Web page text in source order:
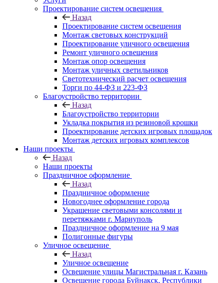
Проектирование систем освещения
Назад
Проектирование систем освещения
Монтаж световых конструкций
Проектирование уличного освещения
Ремонт уличного освещения
Монтаж опор освещения
Монтаж уличных светильников
Светотехнический расчет освещения
Торги по 44-ФЗ и 223-ФЗ
Благоустройство территории
Назад
Благоустройство территории
Укладка покрытия из резиновой крошки
Проектирование детских игровых площадок
Монтаж детских игровых комплексов
Наши проекты
Назад
Наши проекты
Праздничное оформление
Назад
Праздничное оформление
Новогоднее оформление города
Украшение световыми консолями и
перетяжками г. Мариуполь
Праздничное оформление на 9 мая
Полигонные фигуры
Уличное освещение
Назад
Уличное освещение
Освещение улицы Магистральная г. Казань
Освещение города Буйнакск, Республики